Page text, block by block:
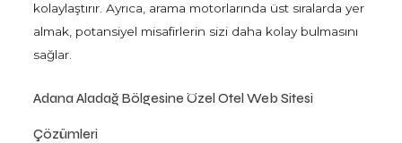
kolaylaştırır. Ayrıca, arama motorlarında üst sıralarda yer
almak, potansiyel misafirlerin sizi daha kolay bulmasını
sağlar.
Adana Aladağ Bölgesine Özel Otel Web Sitesi
Çözümleri